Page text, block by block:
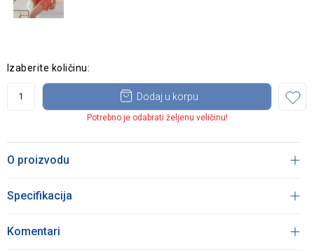
Izaberite količinu:
Dodaj u korpu
Potrebno je odabrati željenu veličinu!
O proizvodu
Specifikacija
Komentari